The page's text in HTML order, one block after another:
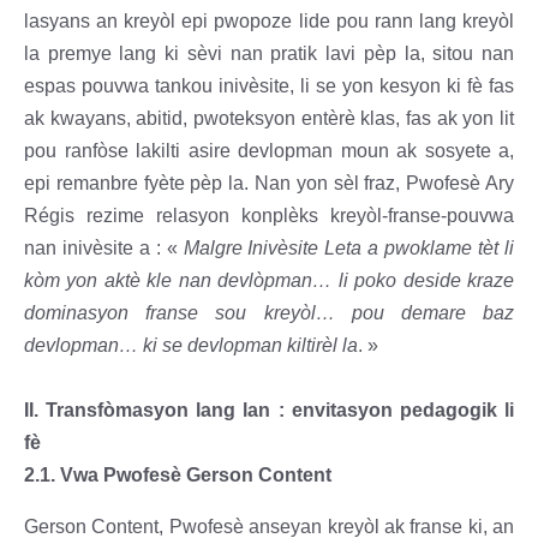
lasyans an kreyòl epi pwopoze lide pou rann lang kreyòl
la premye lang ki sèvi nan pratik lavi pèp la, sitou nan
espas pouvwa tankou inivèsite, li se yon kesyon ki fè fas
ak kwayans, abitid, pwoteksyon entèrè klas, fas ak yon lit
pou ranfòse lakilti asire devlopman moun ak sosyete a,
epi remanbre fyète pèp la. Nan yon sèl fraz, Pwofesè Ary
Régis rezime relasyon konplèks kreyòl-franse-pouvwa
nan inivèsite a : « Malgre Inivèsite Leta a pwoklame tèt li
kòm yon aktè kle nan devlòpman… li poko deside kraze
dominasyon franse sou kreyòl… pou demare baz
devlopman… ki se devlopman kiltirèl la. »
II. Transfòmasyon lang lan : envitasyon pedagogik li
fè
2.1. Vwa Pwofesè Gerson Content
Gerson Content, Pwofesè anseyan kreyòl ak franse ki, an